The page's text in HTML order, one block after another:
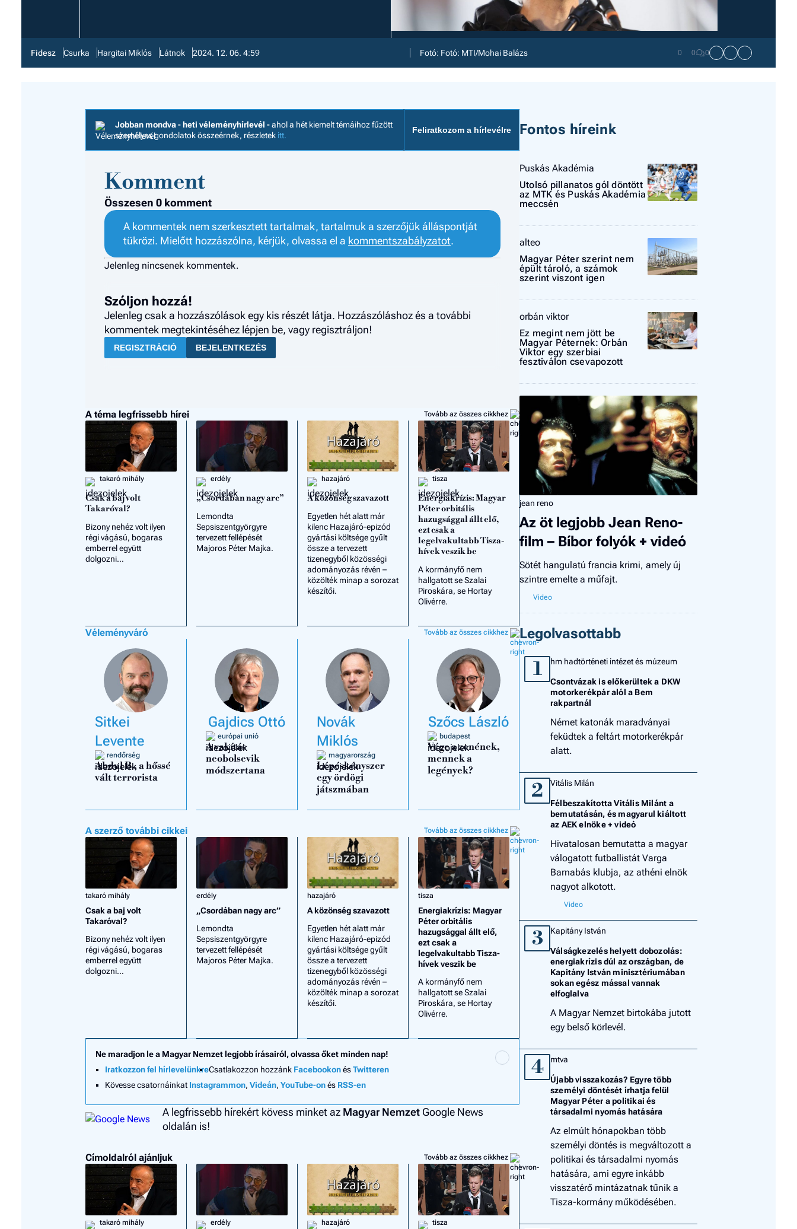
Fidesz Csurka Hargitai Miklós Látnok 2024. 12. 06. 4:59 Fotó: Fotó: MTI/Mohai Balázs 0 0 0
Jobban mondva - heti véleményhírlevél -ahol a hét kiemelt témáihoz fűzött
személyes gondolatok összeérnek, részletek itt.
Feliratkozom a hírlevélre
Komment
Összesen 0 komment
A kommentek nem szerkesztett tartalmak, tartalmuk a szerzőjük álláspontját
tükrözi. Mielőtt hozzászólna, kérjük, olvassa el a kommentszabályzatot.
Jelenleg nincsenek kommentek.
Szóljon hozzá!
Jelenleg csak a hozzászólások egy kis részét látja. Hozzászóláshoz és a további
kommentek megtekintéséhez lépjen be, vagy regisztráljon!
REGISZTRÁCIÓ BEJELENTKEZÉS
A téma legfrissebb hírei Tovább az összes cikkhez
takaró mihály
Csak a baj volt
Takaróval?
Bizony nehéz volt ilyen
régi vágású, bogaras
emberrel együtt
dolgozni…
erdély
„Csordában nagy arc”
Lemondta
Sepsiszentgyörgyre
tervezett fellépését
Majoros Péter Majka.
hazajáró
A közönség szavazott
Egyetlen hét alatt már
kilenc Hazajáró-epizód
gyártási költsége gyűlt
össze a tervezett
tizenegyből közösségi
adományozás révén –
közölték minap a sorozat
készítői.
tisza
Energiakrízis: Magyar
Péter orbitális
hazugsággal állt elő,
ezt csak a
legelvakultabb Tisza-
hívek veszik be
A kormányfő nem
hallgatott se Szalai
Piroskára, se Hortay
Olivérre.
Véleményváró Tovább az összes cikkhez
Sitkei
Levente
rendőrség
Abdul B., a hőssé
vált terrorista
Gajdics Ottó
európai unió
A vakítás
neobolsevik
módszertana
Novák
Miklós
magyarország
Lépéskényszer
egy ördögi
játszmában
Szőcs László
budapest
Vége a zenének,
mennek a
legények?
A szerző további cikkei Tovább az összes cikkhez
takaró mihály
Csak a baj volt
Takaróval?
Bizony nehéz volt ilyen
régi vágású, bogaras
emberrel együtt
dolgozni…
erdély
„Csordában nagy arc”
Lemondta
Sepsiszentgyörgyre
tervezett fellépését
Majoros Péter Majka.
hazajáró
A közönség szavazott
Egyetlen hét alatt már
kilenc Hazajáró-epizód
gyártási költsége gyűlt
össze a tervezett
tizenegyből közösségi
adományozás révén –
közölték minap a sorozat
készítői.
tisza
Energiakrízis: Magyar
Péter orbitális
hazugsággal állt elő,
ezt csak a
legelvakultabb Tisza-
hívek veszik be
A kormányfő nem
hallgatott se Szalai
Piroskára, se Hortay
Olivérre.
Ne maradjon le a Magyar Nemzet legjobb írásairól, olvassa őket minden nap!
Iratkozzon fel hírlevelünkreCsatlakozzon hozzánk FacebookonésTwitteren
Kövesse csatornáinkat Instagrammon, Videán, YouTube-onés RSS-en
A legfrissebb hírekért kövess minket az Magyar Nemzet Google News
oldalán is!
Címoldalról ajánljuk Tovább az összes cikkhez
takaró mihály erdély hazajáró tisza
Fontos híreink
Puskás Akadémia
Utolsó pillanatos gól döntött
az MTK és Puskás Akadémia
meccsén
alteo
Magyar Péter szerint nem
épült tároló, a számok
szerint viszont igen
orbán viktor
Ez megint nem jött be
Magyar Péternek: Orbán
Viktor egy szerbiai
fesztiválon csevapozott
jean reno
Az öt legjobb Jean Reno-
film – Bíbor folyók + videó
Sötét hangulatú francia krimi, amely új
szintre emelte a műfajt.
Legolvasottabb
1 hm hadtörténeti intézet és múzeum
Csontvázak is előkerültek a DKW
motorkerékpár alól a Bem
rakpartnál
Német katonák maradványai
feküdtek a feltárt motorkerékpár
alatt.
2 Vitális Milán
Félbeszakította Vitális Milánt a
bemutatásán, és magyarul kiáltott
az AEK elnöke + videó
Hivatalosan bemutatta a magyar
válogatott futballistát Varga
Barnabás klubja, az athéni elnök
nagyot alkotott.
3 Kapitány István
Válságkezelés helyett dobozolás:
energiakrízis dúl az országban, de
Kapitány István minisztériumában
sokan egész mással vannak
elfoglalva
A Magyar Nemzet birtokába jutott
egy belső körlevél.
4 mtva
Újabb visszakozás? Egyre több
személyi döntését írhatja felül
Magyar Péter a politikai és
társadalmi nyomás hatására
Az elmúlt hónapokban több
személyi döntés is megváltozott a
politikai és társadalmi nyomás
hatására, ami egyre inkább
visszatérő mintázatnak tűnik a
Tisza-kormány működésében.